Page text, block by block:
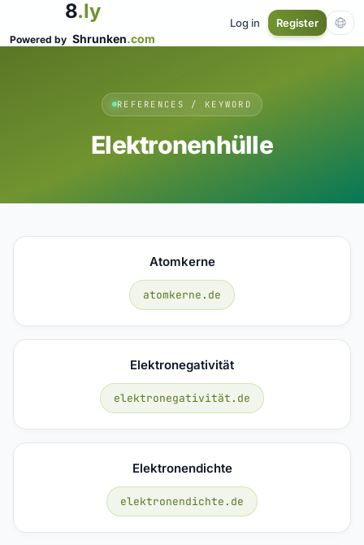
8.ly
Powered by Shrunken.com
Log in Register
REFERENCES / KEYWORD
Elektronenhülle
Atomkerne
atomkerne.de
Elektronegativität
elektronegativität.de
Elektronendichte
elektronendichte.de